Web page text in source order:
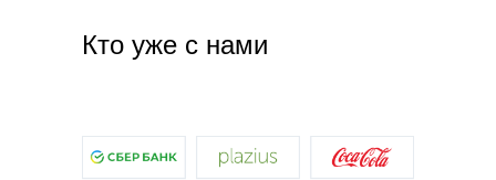
Кто уже с нами